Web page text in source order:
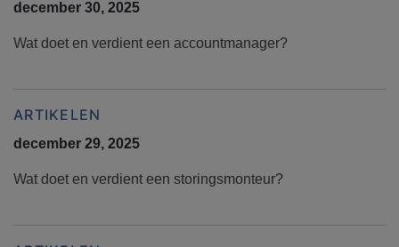
december 30, 2025
Wat doet en verdient een accountmanager?
ARTIKELEN
december 29, 2025
Wat doet en verdient een storingsmonteur?